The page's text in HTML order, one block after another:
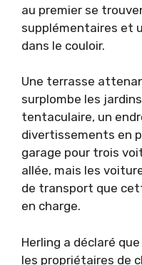
au premier se
supplémentaires et
dans le couloir.
Une terrasse
surplombe les
tentaculaire, un
divertissements en
garage pour trois
allée, mais les
de transport que
en charge.
Herling a déclaré
les propriétaires de